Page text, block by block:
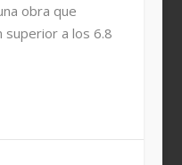
obra que
superior a los 6.8